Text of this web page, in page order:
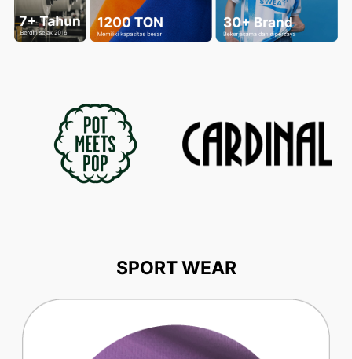
SPORT WEAR